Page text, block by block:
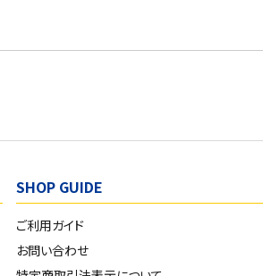
SHOP GUIDE
ご利用ガイド
お問い合わせ